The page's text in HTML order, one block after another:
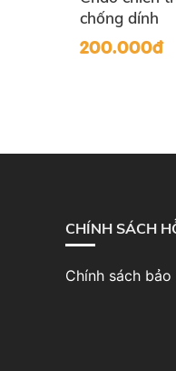
chống dính
200.000đ
CHÍNH SÁCH
Chính sách